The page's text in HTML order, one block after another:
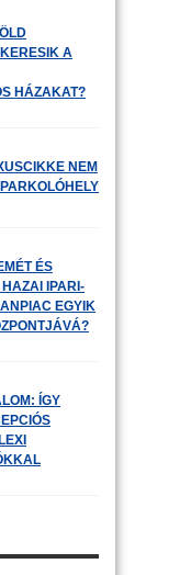
A
HÁZAKAT?
NEM
ÉS
IPARI-
EGYIK
ÍGY